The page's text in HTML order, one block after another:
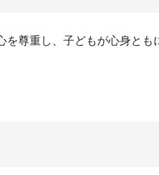
尊重し、子どもが心身と